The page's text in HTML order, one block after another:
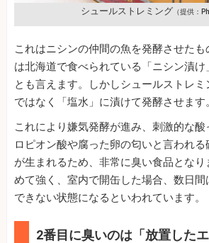
シュールストレミング （提供：
これはニシンの仲間の魚を発酵させた
は北海道で食べられている「ニシン漬
とも言えます。しかしシュールストレ
ではなく「塩水」に漬けて発酵させます。
これにより嫌気発酵が進み、刺激的な
ロピオン酸や腐った卵の匂いと言われ
が生まれるため、非常に臭い食品とな
めて強く、室内で開缶した場合、数日
できない状態になるといわれています。
2番目に臭いのは「放置したエ